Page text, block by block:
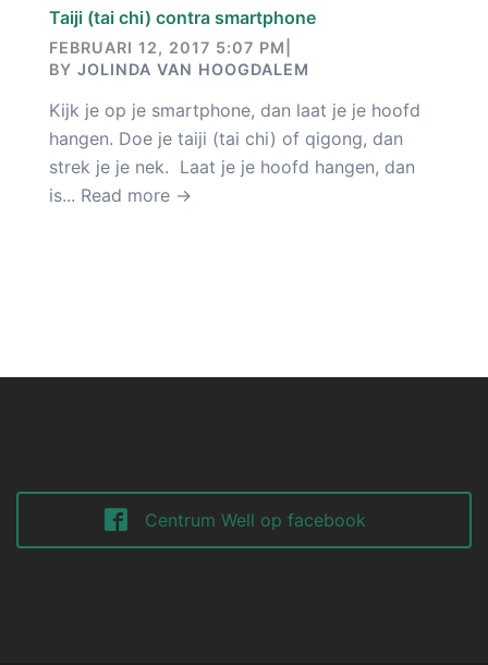
Taiji (tai chi) contra smartphone
FEBRUARI 12, 2017 5:07 PM
BY JOLINDA VAN HOOGDALEM
Kijk je op je smartphone, dan laat je je hoofd
hangen. Doe je taiji (tai chi) of qigong, dan
strek je je nek. Laat je je hoofd hangen, dan
is... Read more →
Centrum Well op facebook